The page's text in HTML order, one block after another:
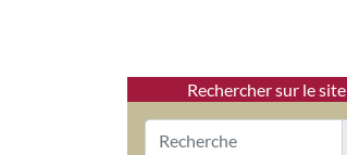
Rechercher sur le site